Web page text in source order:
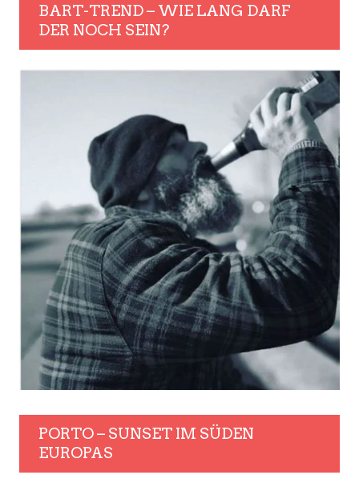
BART-TREND – WIE LANG DARF
DER NOCH SEIN?
PORTO – SUNSET IM SÜDEN
EUROPAS